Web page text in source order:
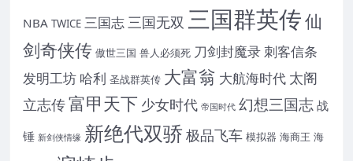
NBA TWICE 三国志三国无双 三国群英传仙
剑奇侠传 傲世三国 兽人必须死 刀剑封魔录刺客信条
发明工坊 哈利 圣战群英传 大富翁 大航海时代 太阁
立志传富甲天下 少女时代 帝国时代 幻想三国志 战
锤 新剑侠情缘 新绝代双骄 极品飞车 模拟器 海商王 海